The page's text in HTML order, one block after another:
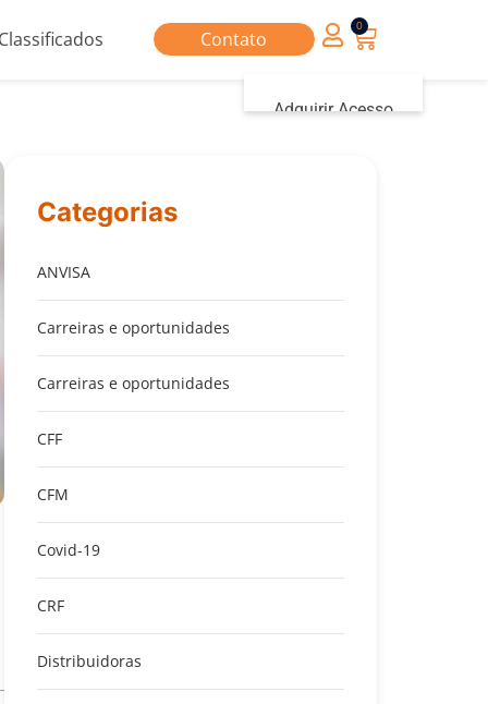
Contato
Adquirir Acesso
0
Categorias
ANVISA
Carreiras e oportunidades
Carreiras e oportunidades
CFF
CFM
Covid-19
CRF
Distribuidoras